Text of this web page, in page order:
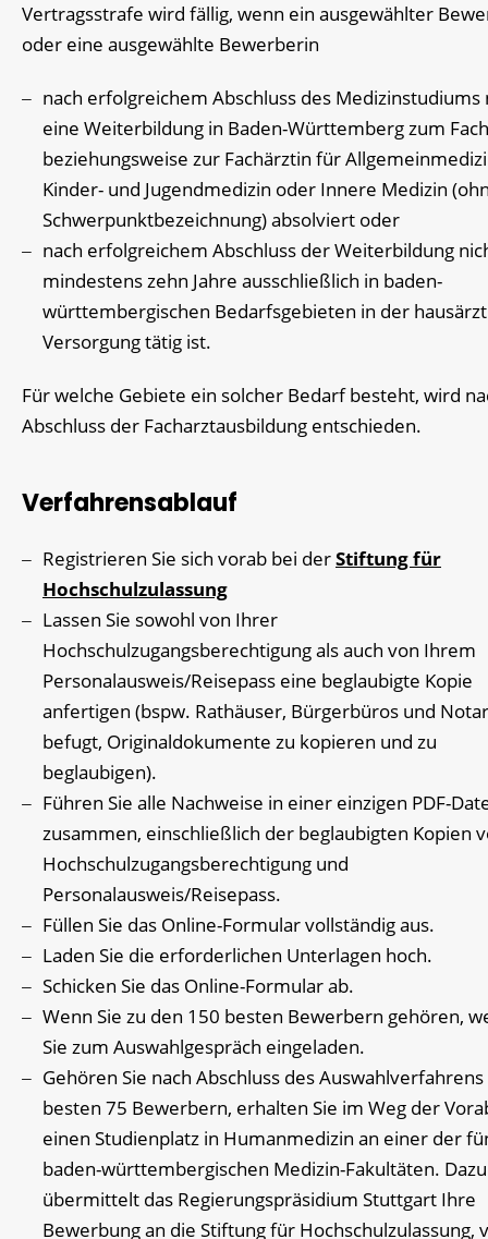
Vertragsstrafe wird fällig, wenn ein ausgewählter
oder eine ausgewählte Bewerberin
nach erfolgreichem Abschluss des Medizinstudiums
eine Weiterbildung in Baden-Württemberg zum
beziehungsweise zur Fachärztin für
Kinder- und Jugendmedizin oder Innere Medizin
Schwerpunktbezeichnung) absolviert oder
nach erfolgreichem Abschluss der Weiterbildung
mindestens zehn Jahre ausschließlich in baden-
württembergischen Bedarfsgebieten in der
Versorgung tätig ist.
Für welche Gebiete ein solcher Bedarf besteht, wird
Abschluss der Facharztausbildung entschieden.
Verfahrensablauf
Registrieren Sie sich vorab bei derStiftung für
Hochschulzulassung
Lassen Sie sowohl von Ihrer
Hochschulzugangsberechtigung als auch von Ihrem
Personalausweis/Reisepass eine beglaubigte Kopie
anfertigen (bspw. Rathäuser, Bürgerbüros und
befugt, Originaldokumente zu kopieren und zu
beglaubigen).
Führen Sie alle Nachweise in einer einzigen PDF-
zusammen, einschließlich der beglaubigten Kopien
Hochschulzugangsberechtigung und
Personalausweis/Reisepass.
Füllen Sie das Online-Formular vollständig aus.
Laden Sie die erforderlichen Unterlagen hoch.
Schicken Sie das Online-Formular ab.
Wenn Sie zu den 150 besten Bewerbern gehören,
Sie zum Auswahlgespräch eingeladen.
Gehören Sie nach Abschluss des
besten 75 Bewerbern, erhalten Sie im Weg der
einen Studienplatz in Humanmedizin an einer der
baden-württembergischen Medizin-Fakultäten. Dazu
übermittelt das Regierungspräsidium Stuttgart Ihre
Bewerbung an die Stiftung für Hochschulzulassung,